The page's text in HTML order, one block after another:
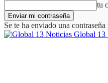
tu
Se te ha enviado una
Global 13